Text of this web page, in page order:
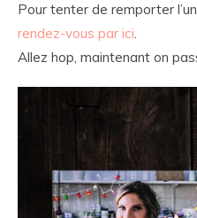
Pour tenter de remporter
rendez-vous par ici.
Allez hop, maintenant on